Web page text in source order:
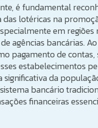
é fundamental
lotéricas na
em
agências bancárias.
pagamento de contas,
estabelecimentos
significativa da
bancário
financeiras